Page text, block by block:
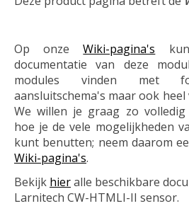
Op onzeWiki-pagina's
documentatie van deze
modules vinden met
aansluitschema's maar ook heel
We willen je graag zo
hoe je de vele mogelijkheden
kunt benutten; neem daarom
Wiki-pagina's.
Bekijk hieralle beschikbare
Larnitech CW-HTMLI-II sensor.